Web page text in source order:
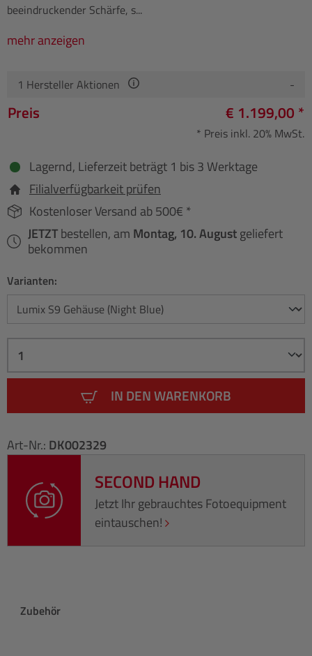
beeindruckender Schärfe, s...
mehr anzeigen
1 Hersteller Aktionen -
Preis € 1.199,00 *
* Preis inkl. 20% MwSt.
Lagernd, Lieferzeit beträgt 1 bis 3 Werktage
Filialverfügbarkeit prüfen
Kostenloser Versand ab 500€ *
JETZTbestellen, am Montag, 10. Augustgeliefert
bekommen
Varianten:
IN DEN WARENKORB
Art-Nr.: DK002329
SECOND HAND
Jetzt Ihr gebrauchtes Fotoequipment
eintauschen!
Produktgalerie überspringen
Zubehör